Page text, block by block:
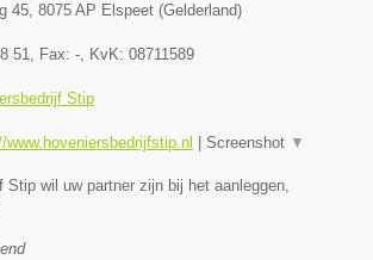
45, 8075 AP Elspeet (Gelderland)
51, Fax: -, KvK: 08711589
Stip
www.hoveniersbedrijfstip.nl Screenshot ▼
Stip wil uw partner zijn bij het aanleggen,